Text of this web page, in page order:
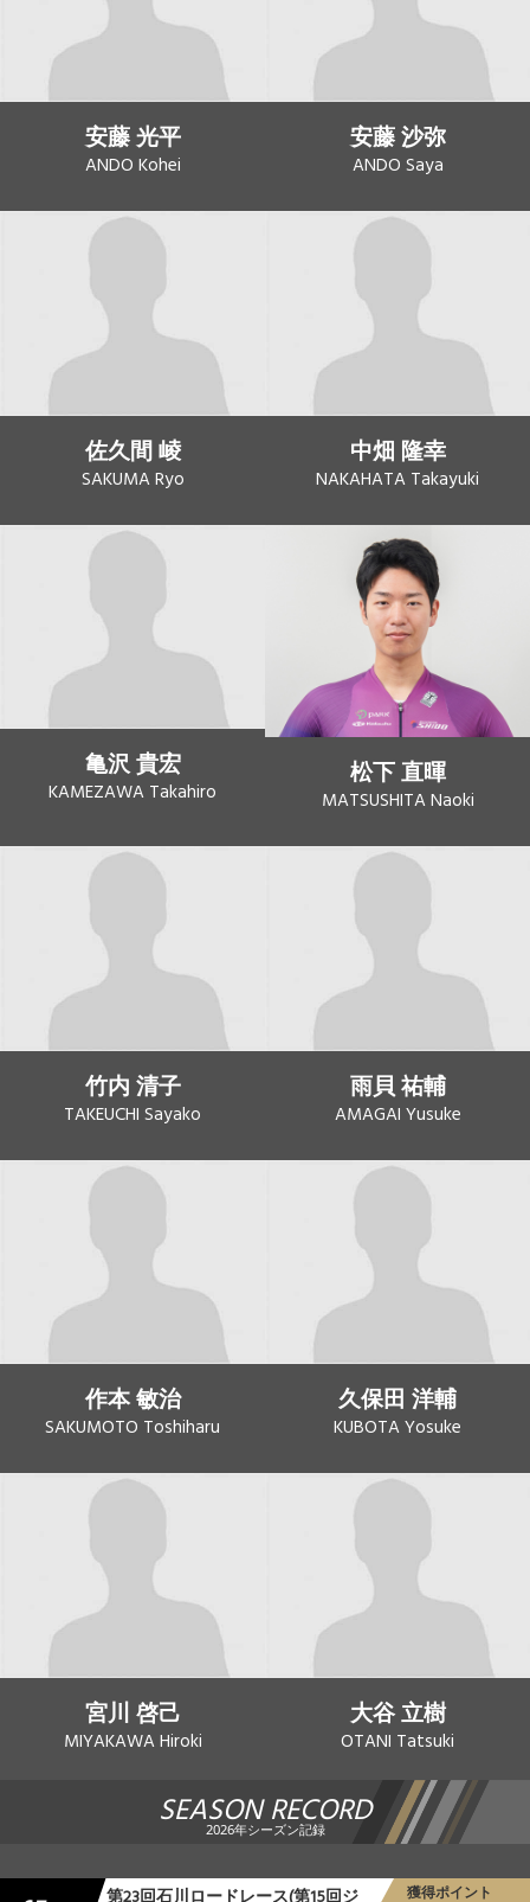
安藤 光平
ANDO Kohei
安藤 沙弥
ANDO Saya
佐久間 崚
SAKUMA Ryo
中畑 隆幸
NAKAHATA Takayuki
亀沢 貴宏
KAMEZAWA Takahiro
松下 直暉
MATSUSHITA Naoki
竹内 清子
TAKEUCHI Sayako
雨貝 祐輔
AMAGAI Yusuke
作本 敏治
SAKUMOTO Toshiharu
久保田 洋輔
KUBOTA Yosuke
宮川 啓己
MIYAKAWA Hiroki
大谷 立樹
OTANI Tatsuki
SEASON RECORD
2026年シーズン記録
獲得ポイント